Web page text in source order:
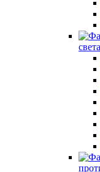
света